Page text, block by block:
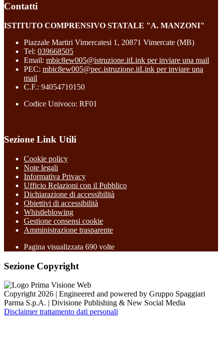
Contatti
ISTITUTO COMPRENSIVO STATALE "A. MANZONI"
Piazzale Martiri Vimercatesi 1, 20871 Vimercate (MB)
Tel: 039668505
Email: mbic8ew005@istruzione.itLink per inviare una mail
PEC: mbic8ew005@pec.istruzione.itLink per inviare una
mail
C.F.: 94054710150
Codice Univoco: RF01
Sezione Link Utili
Cookie policy
Note legali
Informativa Privacy
Ufficio Relazioni con il Pubblico
Dichiarazione di accessibilità
Obiettivi di accessibilità
Whistleblowing
Gestione consensi cookie
Amministrazione trasparente
Pagina visualizzata 690 volte
Sezione Copyright
Copyright 2026 | Engineered and powered by Gruppo Spaggiari
Parma S.p.A. | Divisione Publishing & New Social Media
Disclaimer trattamento dati personali